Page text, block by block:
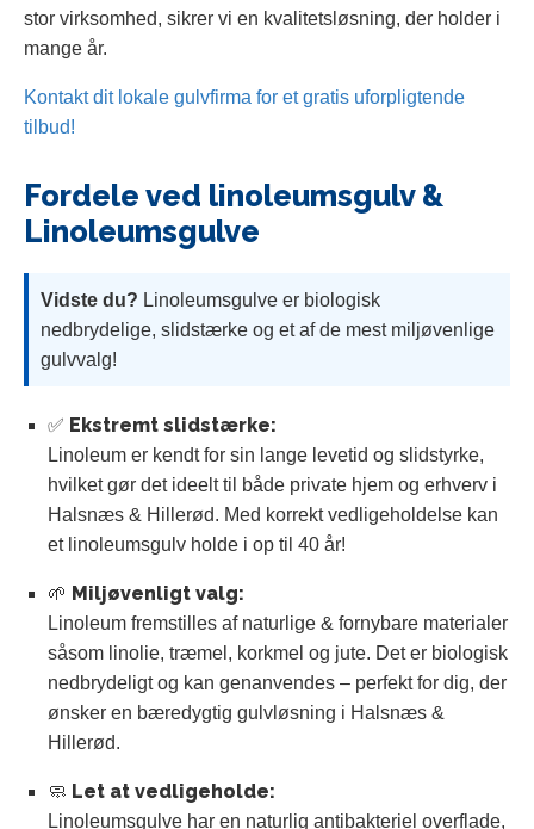
stor virksomhed, sikrer vi en kvalitetsløsning, der holder i
mange år.
Kontakt dit lokale gulvfirma for et gratis uforpligtende
tilbud!
Fordele ved linoleumsgulv &
Linoleumsgulve
Vidste du? Linoleumsgulve er biologisk
nedbrydelige, slidstærke og et af de mest miljøvenlige
gulvvalg!
✅ Ekstremt slidstærke:
Linoleum er kendt for sin lange levetid og slidstyrke,
hvilket gør det ideelt til både private hjem og erhverv i
Halsnæs & Hillerød. Med korrekt vedligeholdelse kan
et linoleumsgulv holde i op til 40 år!
🌱 Miljøvenligt valg:
Linoleum fremstilles af naturlige & fornybare materialer
såsom linolie, træmel, korkmel og jute. Det er biologisk
nedbrydeligt og kan genanvendes – perfekt for dig, der
ønsker en bæredygtig gulvløsning i Halsnæs &
Hillerød.
🧼 Let at vedligeholde:
Linoleumsgulve har en naturlig antibakteriel overflade,